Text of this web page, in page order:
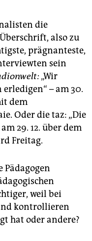
die
also zu
präg­nanteste,
sein
„Wir
– am 30.
dem
Oder die taz: „Die
29. 12. über dem
Freitag.
Pädagogen
weil bei
kontrollieren
hat oder andere?